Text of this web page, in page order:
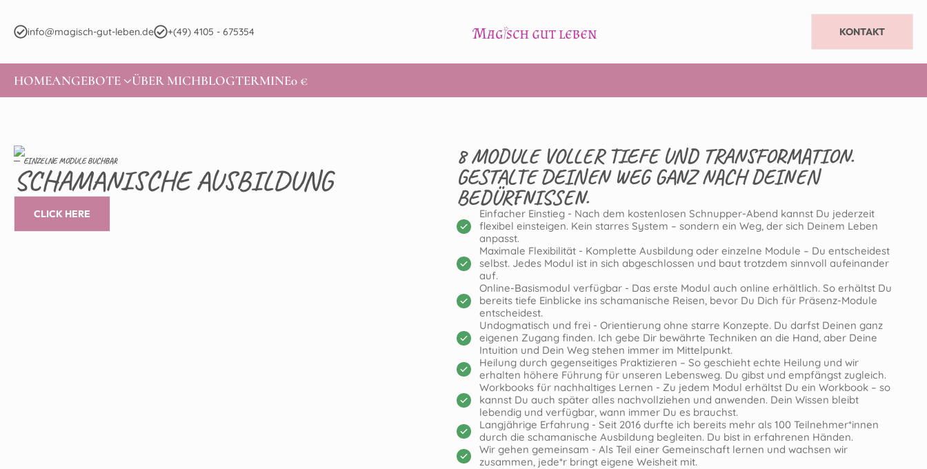
info@magisch-gut-leben.de +(49) 4105 - 675354 KONTAKT
HOMEANGEBOTE ÜBER MICHBLOGTERMINE0 €
EINZELNE MODULE BUCHBAR
SCHAMANISCHE AUSBILDUNG
CLICK HERE
8 MODULE VOLLER TIEFE UND TRANSFORMATION.
GESTALTE DEINEN WEG GANZ NACH DEINEN
BEDÜRFNISSEN.
Einfacher Einstieg - Nach dem kostenlosen Schnupper-Abend kannst Du jederzeit
flexibel einsteigen. Kein starres System – sondern ein Weg, der sich Deinem Leben
anpasst.
Maximale Flexibilität - Komplette Ausbildung oder einzelne Module – Du entscheidest
selbst. Jedes Modul ist in sich abgeschlossen und baut trotzdem sinnvoll aufeinander
auf.
Online-Basismodul verfügbar - Das erste Modul auch online erhältlich. So erhältst Du
bereits tiefe Einblicke ins schamanische Reisen, bevor Du Dich für Präsenz-Module
entscheidest.
Undogmatisch und frei - Orientierung ohne starre Konzepte. Du darfst Deinen ganz
eigenen Zugang finden. Ich gebe Dir bewährte Techniken an die Hand, aber Deine
Intuition und Dein Weg stehen immer im Mittelpunkt.
Heilung durch gegenseitiges Praktizieren – So geschieht echte Heilung und wir
erhalten höhere Führung für unseren Lebensweg. Du gibst und empfängst zugleich.
Workbooks für nachhaltiges Lernen - Zu jedem Modul erhältst Du ein Workbook – so
kannst Du auch später alles nachvollziehen und anwenden. Dein Wissen bleibt
lebendig und verfügbar, wann immer Du es brauchst.
Langjährige Erfahrung - Seit 2016 durfte ich bereits mehr als 100 Teilnehmer*innen
durch die schamanische Ausbildung begleiten. Du bist in erfahrenen Händen.
Wir gehen gemeinsam - Als Teil einer Gemeinschaft lernen und wachsen wir
zusammen, jede*r bringt eigene Weisheit mit.